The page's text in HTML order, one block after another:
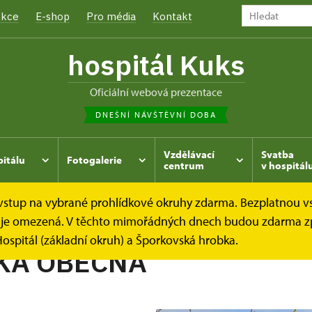
E-shop Pro média Kontakt
hospitál Kuks
oficiální webová prezentace
DNEŠNÍ NÁVŠTĚVNÍ DOBA
Fotogalerie
Vzdělávací
centrum
Svatba
v
na vybrané prohlídkové okruhy zdarma. Bezplatnou
omezená. V těchto mimořádných dnech budou zdarma
(základní okruh) a Šporkovská hrobka.
Kukský herbář - aneb co u nás roste... ČEKANKA
OBECNÁ